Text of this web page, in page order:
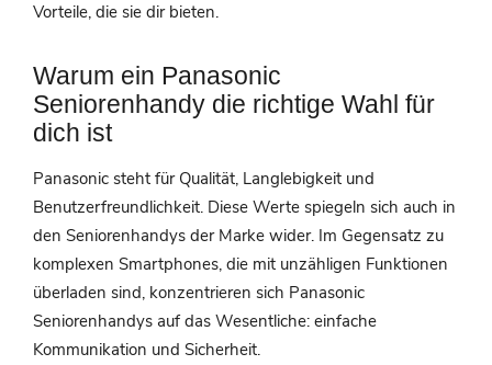
Vorteile, die sie dir bieten.
Warum ein Panasonic
Seniorenhandy die richtige Wahl für
dich ist
Panasonic steht für Qualität, Langlebigkeit und
Benutzerfreundlichkeit. Diese Werte spiegeln sich auch in
den Seniorenhandys der Marke wider. Im Gegensatz zu
komplexen Smartphones, die mit unzähligen Funktionen
überladen sind, konzentrieren sich Panasonic
Seniorenhandys auf das Wesentliche: einfache
Kommunikation und Sicherheit.